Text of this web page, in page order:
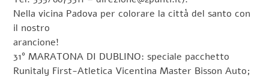
Nella vicina Padova per colorare la città del santo con
il nostro
arancione!
31° MARATONA DI DUBLINO: speciale pacchetto
Runitaly First-Atletica Vicentina Master Bisson Auto;